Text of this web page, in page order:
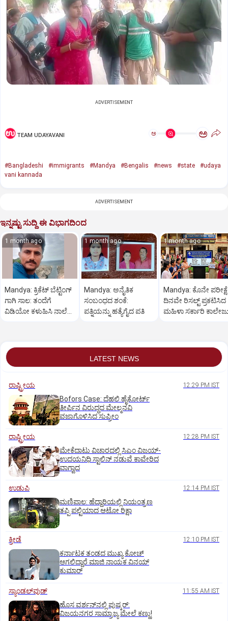
ADVERTISEMENT
TEAM UDAYAVANI ಅ ಅ
#Bangladeshi #immigrants #Mandya #Bengalis #news #state
#udaya
vani kannada
ADVERTISEMENT
ಇನ್ನಷ್ಟು ಸುದ್ದಿ ಈ ವಿಭಾಗದಿಂದ
1 month ago
Mandya: ಕ್ರಿಕೆಟ್‌ ಬೆಟ್ಟಿಂಗ್‌
ಗಾಗಿ ಸಾಲ: ತಂದೆಗೆ
ವಿಡಿಯೋ ಕಳುಹಿಸಿ ನಾಲೆಗೆ
1 month ago
Mandya: ಅನೈತಿಕ
ಸಂಬಂಧದ ಶಂಕೆ:
ಪತ್ನಿಯನ್ನು ಹತ್ಯೆಗೈದ ಪತಿ
1 month ago
Mandya: ಕೊನೇ ಪರೀಕ್ಷೆ
ದಿನವೇ ರಿಸಲ್ಟ್‌ ಪ್ರಕಟಿಸಿದ
ಮಹಿಳಾ ಸರ್ಕಾರಿ
LATEST NEWS
ರಾಷ್ಟ್ರೀಯ 12:29 PM IST
Bofors Case: ದೆಹಲಿ ಹೈಕೋರ್ಟ್‌
ತೀರ್ಪಿನ ವಿರುದ್ಧದ ಮೇಲ್ಮನವಿ
ವಜಾಗೊಳಿಸಿದ ಸುಪ್ರೀಂ
ರಾಷ್ಟ್ರೀಯ 12:28 PM IST
ಮೇಕೆದಾಟು ವಿಚಾರದಲ್ಲಿ ಸಿಎಂ ವಿಜಯ್-
ಉದಯನಿಧಿ ಸ್ಟಾಲಿನ್ ನಡುವೆ ಕಾವೇರಿದ
ವಾಗ್ವಾದ
ಉಡುಪಿ 12:14 PM IST
ಮಣಿಪಾಲ: ಹೆದ್ದಾರಿಯಲ್ಲಿ ನಿಯಂತ್ರಣ
ತಪ್ಪಿ ಪಲ್ಟಿಯಾದ ಆಟೋ ರಿಕ್ಷಾ
ಕ್ರೀಡೆ 12:10 PM IST
ಕರ್ನಾಟಕ ತಂಡದ ಮುಖ್ಯ ಕೋಚ್‌
ಆಗಲಿದ್ದಾರೆ ಮಾಜಿ ನಾಯಕ ವಿನಯ್‌
ಕುಮಾರ್
ಸ್ಯಾಂಡಲ್‌ವುಡ್‌ 11:55 AM IST
ಹೊಸ ವರ್ಶನ್‌ನಲ್ಲಿ ಪುಷ್ಕರ್‌:
ವಿಜಯನಗರ ಸಾಮ್ರಾಜ್ಯ ಮೇಲೆ ಕಣ್ಣು!